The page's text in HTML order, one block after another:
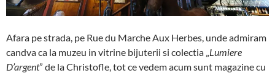
Afara pe strada, pe Rue du Marche Aux Herbes, unde admiram
candva ca la muzeu in vitrine bijuterii si colectia „Lumiere
D’argent” de la Christofle, tot ce vedem acum sunt magazine cu